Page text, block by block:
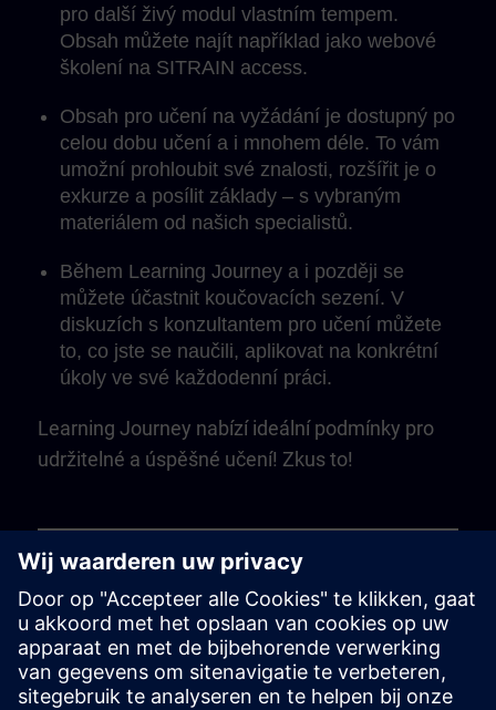
pro další živý modul vlastním tempem.
Obsah můžete najít například jako webové
školení na SITRAIN access.
Obsah pro učení na vyžádání je dostupný po
celou dobu učení a i mnohem déle. To vám
umožní prohloubit své znalosti, rozšířit je o
exkurze a posílit základy – s vybraným
materiálem od našich specialistů.
Během Learning Journey a i později se
můžete účastnit koučovacích sezení. V
diskuzích s konzultantem pro učení můžete
to, co jste se naučili, aplikovat na konkrétní
úkoly ve své každodenní práci.
Learning Journey nabízí ideální podmínky pro
udržitelné a úspěšné učení! Zkus to!
Play